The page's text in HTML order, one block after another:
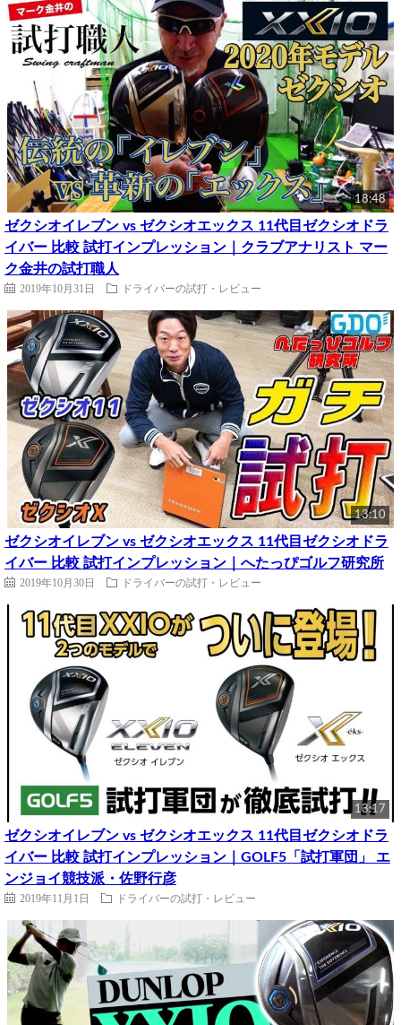
18:48
ゼクシオイレブン vs ゼクシオエックス 11代目ゼクシオドラ
イバー 比較 試打インプレッション｜クラブアナリスト マー
ク金井の試打職人
2019年10月31日 ドライバーの試打・レビュー
13:10
ゼクシオイレブン vs ゼクシオエックス 11代目ゼクシオドラ
イバー 比較 試打インプレッション｜へたっぴゴルフ研究所
2019年10月30日 ドライバーの試打・レビュー
13:17
ゼクシオイレブン vs ゼクシオエックス 11代目ゼクシオドラ
イバー 比較 試打インプレッション｜GOLF5「試打軍団」 エ
ンジョイ競技派・佐野行彦
2019年11月1日 ドライバーの試打・レビュー